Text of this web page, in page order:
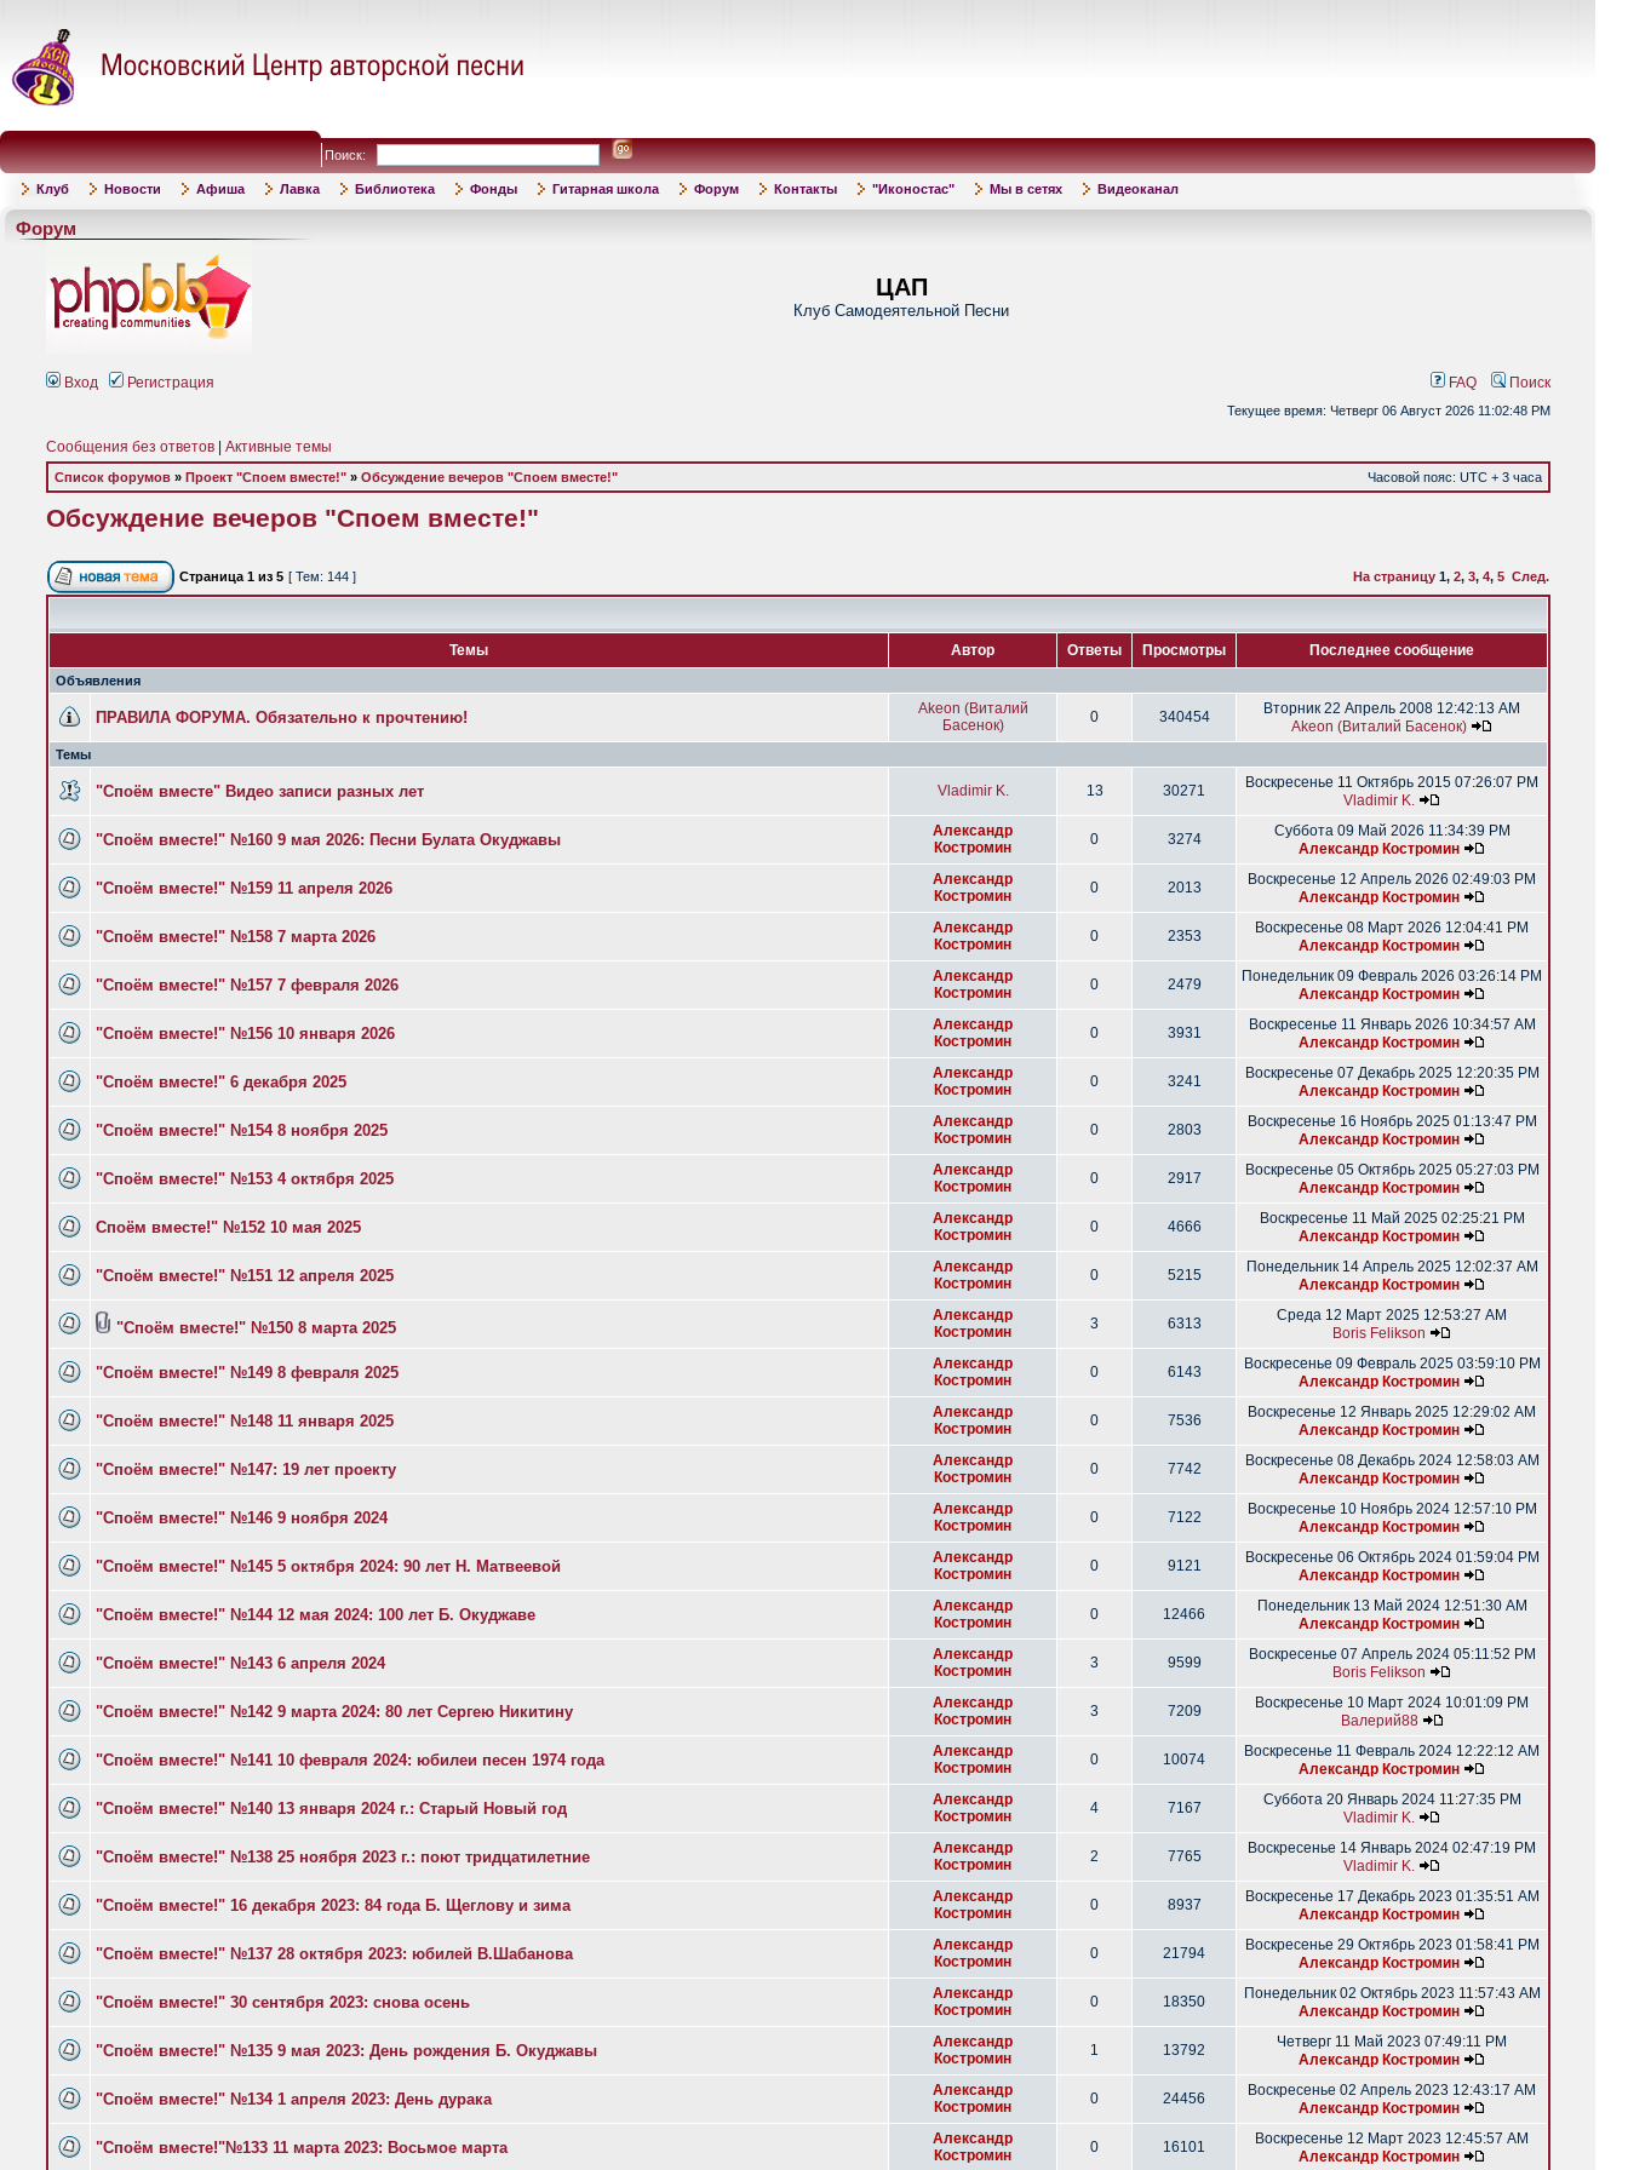
Поиск:
Клуб Новости Афиша Лавка Библиотека Фонды Гитарная школа Форум Контакты "Иконостас" Мы в сетях Видеоканал
Форум
ЦАП
Клуб Самодеятельной Песни
Вход Регистрация FAQ Поиск
Текущее время: Четверг 06 Август 2026 11:02:48 PM
Сообщения без ответов Активные темы
Список форумов » Проект "Споем вместе!" » Обсуждение вечеров "Споем вместе!" Часовой пояс: UTC + 3 часа
Обсуждение вечеров "Споем вместе!"
Страница 1 из 5 [ Тем: 144 ] На страницу 1, 2, 3, 4, 5 След.
Темы Автор Ответы Просмотры Последнее сообщение
Объявления
ПРАВИЛА ФОРУМА. Обязательно к прочтению!
Akeon (Виталий
Басенок)
0 340454
Вторник 22 Апрель 2008 12:42:13 AM
Akeon (Виталий Басенок)
Темы
"Споём вместе" Видео записи разных лет Vladimir K. 13 30271
Воскресенье 11 Октябрь 2015 07:26:07 PM
Vladimir K.
"Споём вместе!" №160 9 мая 2026: Песни Булата Окуджавы
Александр
Костромин
0 3274
Суббота 09 Май 2026 11:34:39 PM
Александр Костромин
"Споём вместе!" №159 11 апреля 2026
Александр
Костромин
0 2013
Воскресенье 12 Апрель 2026 02:49:03 PM
Александр Костромин
"Споём вместе!" №158 7 марта 2026
Александр
Костромин
0 2353
Воскресенье 08 Март 2026 12:04:41 PM
Александр Костромин
"Споём вместе!" №157 7 февраля 2026
Александр
Костромин
0 2479
Понедельник 09 Февраль 2026 03:26:14 PM
Александр Костромин
"Споём вместе!" №156 10 января 2026
Александр
Костромин
0 3931
Воскресенье 11 Январь 2026 10:34:57 AM
Александр Костромин
"Споём вместе!" 6 декабря 2025
Александр
Костромин
0 3241
Воскресенье 07 Декабрь 2025 12:20:35 PM
Александр Костромин
"Споём вместе!" №154 8 ноября 2025
Александр
Костромин
0 2803
Воскресенье 16 Ноябрь 2025 01:13:47 PM
Александр Костромин
"Споём вместе!" №153 4 октября 2025
Александр
Костромин
0 2917
Воскресенье 05 Октябрь 2025 05:27:03 PM
Александр Костромин
Споём вместе!" №152 10 мая 2025
Александр
Костромин
0 4666
Воскресенье 11 Май 2025 02:25:21 PM
Александр Костромин
"Споём вместе!" №151 12 апреля 2025
Александр
Костромин
0 5215
Понедельник 14 Апрель 2025 12:02:37 AM
Александр Костромин
"Споём вместе!" №150 8 марта 2025
Александр
Костромин
3 6313
Среда 12 Март 2025 12:53:27 AM
Boris Felikson
"Споём вместе!" №149 8 февраля 2025
Александр
Костромин
0 6143
Воскресенье 09 Февраль 2025 03:59:10 PM
Александр Костромин
"Споём вместе!" №148 11 января 2025
Александр
Костромин
0 7536
Воскресенье 12 Январь 2025 12:29:02 AM
Александр Костромин
"Споём вместе!" №147: 19 лет проекту
Александр
Костромин
0 7742
Воскресенье 08 Декабрь 2024 12:58:03 AM
Александр Костромин
"Споём вместе!" №146 9 ноября 2024
Александр
Костромин
0 7122
Воскресенье 10 Ноябрь 2024 12:57:10 PM
Александр Костромин
"Споём вместе!" №145 5 октября 2024: 90 лет Н. Матвеевой
Александр
Костромин
0 9121
Воскресенье 06 Октябрь 2024 01:59:04 PM
Александр Костромин
"Споём вместе!" №144 12 мая 2024: 100 лет Б. Окуджаве
Александр
Костромин
0 12466
Понедельник 13 Май 2024 12:51:30 AM
Александр Костромин
"Споём вместе!" №143 6 апреля 2024
Александр
Костромин
3 9599
Воскресенье 07 Апрель 2024 05:11:52 PM
Boris Felikson
"Споём вместе!" №142 9 марта 2024: 80 лет Сергею Никитину
Александр
Костромин
3 7209
Воскресенье 10 Март 2024 10:01:09 PM
Валерий88
"Споём вместе!" №141 10 февраля 2024: юбилеи песен 1974 года
Александр
Костромин
0 10074
Воскресенье 11 Февраль 2024 12:22:12 AM
Александр Костромин
"Споём вместе!" №140 13 января 2024 г.: Старый Новый год
Александр
Костромин
4 7167
Суббота 20 Январь 2024 11:27:35 PM
Vladimir K.
"Споём вместе!" №138 25 ноября 2023 г.: поют тридцатилетние
Александр
Костромин
2 7765
Воскресенье 14 Январь 2024 02:47:19 PM
Vladimir K.
"Споём вместе!" 16 декабря 2023: 84 года Б. Щеглову и зима
Александр
Костромин
0 8937
Воскресенье 17 Декабрь 2023 01:35:51 AM
Александр Костромин
"Споём вместе!" №137 28 октября 2023: юбилей В.Шабанова
Александр
Костромин
0 21794
Воскресенье 29 Октябрь 2023 01:58:41 PM
Александр Костромин
"Споём вместе!" 30 сентября 2023: снова осень
Александр
Костромин
0 18350
Понедельник 02 Октябрь 2023 11:57:43 AM
Александр Костромин
"Споём вместе!" №135 9 мая 2023: День рождения Б. Окуджавы
Александр
Костромин
1 13792
Четверг 11 Май 2023 07:49:11 PM
Александр Костромин
"Споём вместе!" №134 1 апреля 2023: День дурака
Александр
Костромин
0 24456
Воскресенье 02 Апрель 2023 12:43:17 AM
Александр Костромин
"Споём вместе!"№133 11 марта 2023: Восьмое марта
Александр
Костромин
0 16101
Воскресенье 12 Март 2023 12:45:57 AM
Александр Костромин